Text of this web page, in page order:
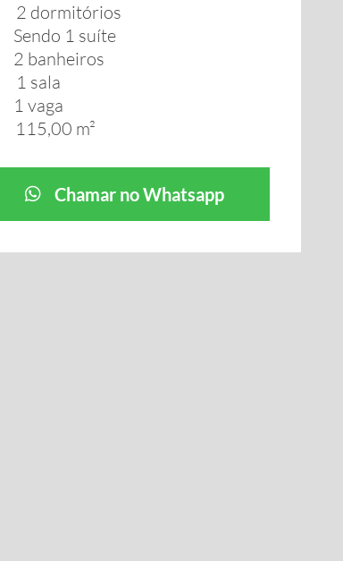
2 dormitórios
Sendo 1 suíte
2 banheiros
1 sala
1 vaga
115,00 m²
Chamar no Whatsapp